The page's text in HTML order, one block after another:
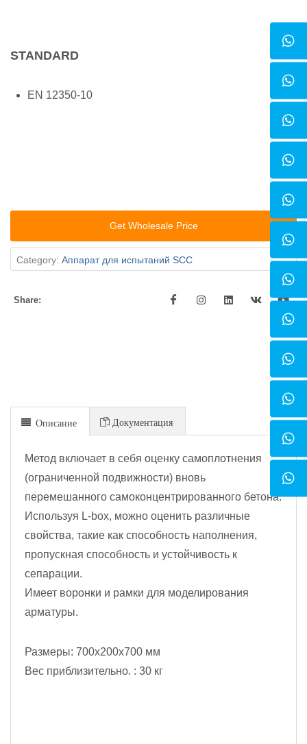
STANDARD
EN 12350-10
Get Wholesale Price
Category: Аппарат для испытаний SCC
Share:
Описание Документация
Метод включает в себя оценку самоплотнения
(ограниченной подвижности) вновь
перемешанного самоконцентрированного бетона.
Используя L-box, можно оценить различные
свойства, такие как способность наполнения,
пропускная способность и устойчивость к
сепарации.
Имеет воронки и рамки для моделирования
арматуры.
Размеры: 700x200x700 мм
Вес приблизительно. : 30 кг